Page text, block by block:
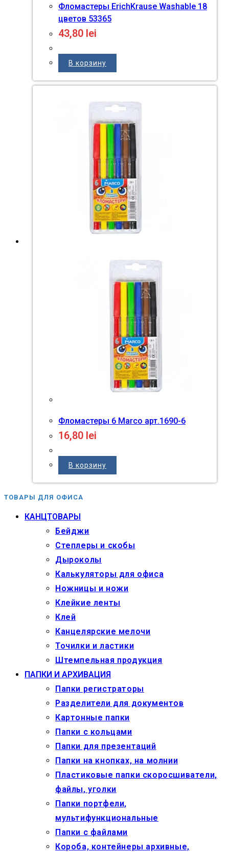
Фломастеры ErichKrause Washable 18
цветов 53365
43,80 lei
В корзину
Фломастеры 6 Marco aрт.1690-6
16,80 lei
В корзину
ТОВАРЫ ДЛЯ ОФИСА
КАНЦТОВАРЫ
Бейджи
Степлеры и скобы
Дыроколы
Калькуляторы для офиса
Ножницы и ножи
Клейкие ленты
Клей
Канцелярские мелочи
Точилки и ластики
Штемпельная продукция
ПАПКИ И АРХИВАЦИЯ
Папки регистраторы
Разделители для документов
Картонные папки
Папки с кольцами
Папки для презентаций
Папки на кнопках, на молнии
Пластиковые папки скоросшиватели,
файлы, уголки
Папки портфели,
мультифункциональные
Папки с файлами
Короба, контейнеры архивные,